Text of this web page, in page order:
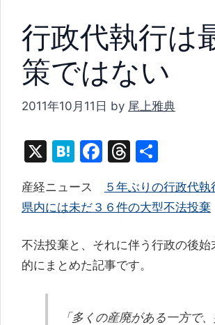
行政代執行は
策ではない
2011年10月11日 by 尾上雅典
X
H
e
n
a
F
c
e
b
o
k
T
e
a
d
s
産経ニュース
５年ぶりの行政代
県内には未だ３６件の大型不法投棄
不法投棄と、それに伴う行政の後始
的にまとめた記事です。
「多くの産廃がある一方で